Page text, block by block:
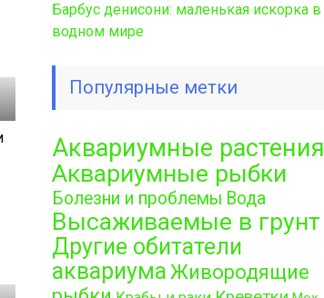
Барбус денисони: маленькая искорка в
водном мире
Популярные метки
Аквариумные растения
Аквариумные рыбки
Болезни и проблемы Вода
Высаживаемые в грунт
Другие обитатели
аквариума Живородящие